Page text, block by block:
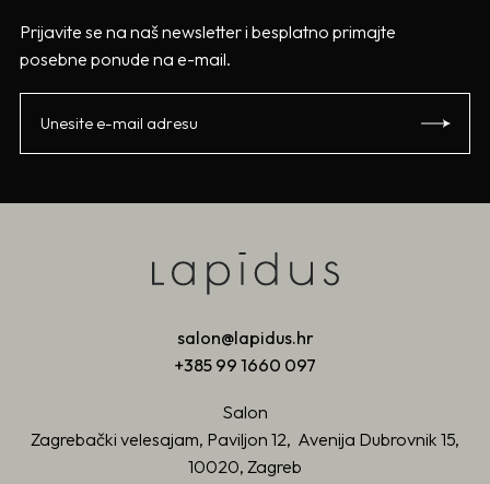
Prijavite se na naš newsletter i besplatno primajte
posebne ponude na e-mail.
salon@lapidus.hr
+385 99 1660 097
Salon
Zagrebački velesajam, Paviljon 12, Avenija Dubrovnik 15,
10020, Zagreb